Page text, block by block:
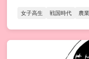
女子高生 戦国時代 農業